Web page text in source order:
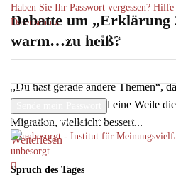
Haben Sie Ihr Passwort vergessen?
Datenschutz
Passwort-Wiederherstellung
Ihre E-Mail-Adresse
Ein Passwort wird Ihnen per Email
unbesorgt
Debatte um „Erklärung
warm…zu heiß?
„Du hast gerade andere Themen“,
des öfteren. „Lass mal eine Weile
Migration, vielleicht bessert...
Weiterlesen
Spruch des Tages